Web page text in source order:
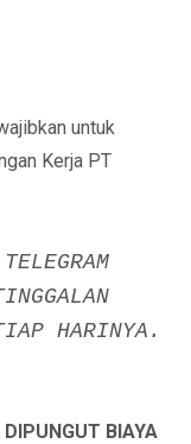
untuk
Kerja PT
HARINYA.
BIAYA